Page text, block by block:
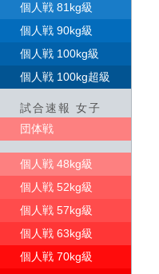
個人戦 81kg級
個人戦 90kg級
個人戦 100kg級
個人戦 100kg超級
試合速報 女子
団体戦
個人戦 48kg級
個人戦 52kg級
個人戦 57kg級
個人戦 63kg級
個人戦 70kg級